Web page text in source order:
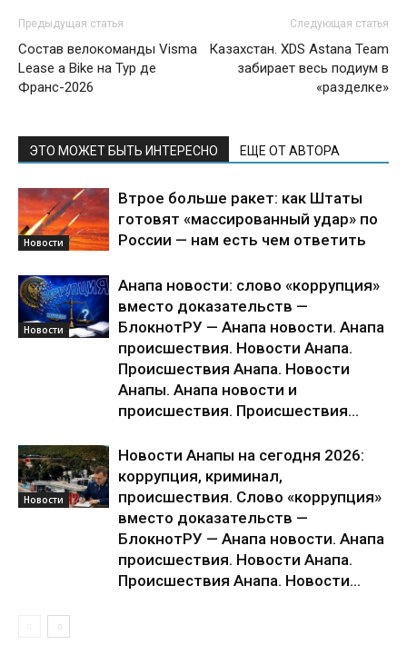
Предыдущая статья
Состав велокоманды Visma
Lease a Bike на Тур де
Франс-2026
Следующая статья
Казахстан. XDS Astana Team
забирает весь подиум в
«разделке»
ЭТО МОЖЕТ БЫТЬ ИНТЕРЕСНО ЕЩЕ ОТ АВТОРА
Новости
Втрое больше ракет: как Штаты
готовят «массированный удар» по
России — нам есть чем ответить
Новости
Анапа новости: слово «коррупция»
вместо доказательств —
БлокнотРУ — Анапа новости. Анапа
происшествия. Новости Анапа.
Происшествия Анапа. Новости
Анапы. Анапа новости и
происшествия. Происшествия...
Новости
Новости Анапы на сегодня 2026:
коррупция, криминал,
происшествия. Слово «коррупция»
вместо доказательств —
БлокнотРУ — Анапа новости. Анапа
происшествия. Новости Анапа.
Происшествия Анапа. Новости...